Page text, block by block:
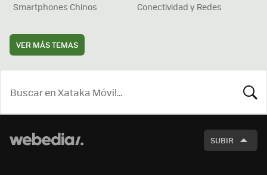
Smartphones Chinos
Conectividad y Redes
VER MÁS TEMAS
SUBIR